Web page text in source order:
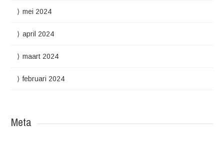
mei 2024
april 2024
maart 2024
februari 2024
Meta